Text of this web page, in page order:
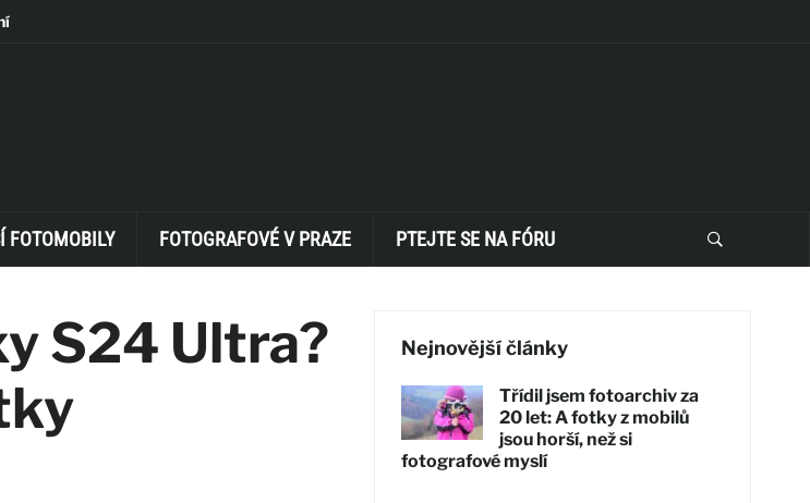
FOTOMOBILY FOTOGRAFOVÉ V PRAZE PTEJTE SE NA FÓRU
S24 Ultra?
Nejnovější články
Třídil jsem fotoarchiv za
20 let: A fotky z mobilů
jsou horší, než si
fotografové myslí